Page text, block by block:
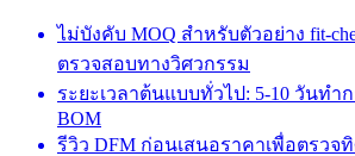
ไม่บังคับ MOQ สำหรับตัวอย่าง fit-
ตรวจสอบทางวิศวกรรม
ระยะเวลาต้นแบบทั่วไป: 5-10 วันทำ
BOM
รีวิว DFM ก่อนเสนอราคาเพื่อตรวจ